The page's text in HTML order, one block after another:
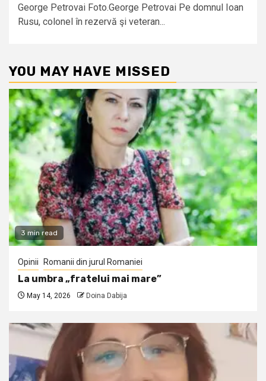
George Petrovai Foto.George Petrovai Pe domnul Ioan
Rusu, colonel în rezervă şi veteran...
YOU MAY HAVE MISSED
3 min read
Opinii Romanii din jurul Romaniei
La umbra „fratelui mai mare”
May 14, 2026 Doina Dabija